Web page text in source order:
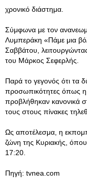
χρονικό διάστημα.
Σύμφωνα με τον
Λυμπεράκη «Πάμε μια
Σαββάτου,
του Μάρκος Σεφερλής.
Παρά το γεγονός ότι τα
προσωπικότητες όπως
προβλήθηκαν κανονικά
τους στους πίνακες
Ως αποτέλεσμα, η
ζώνη της Κυριακής,
17:20.
Πηγή: tvnea.com